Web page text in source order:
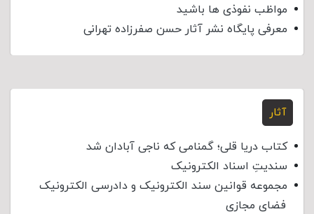
مواظب نفوذی‌ ها باشید
معرفی پایگاه نشر آثار حسن صفرزاده تهرانی
آثار
کتاب دریا قلی؛ گمنامی که ناجی آبادان شد
سندیتِ اسناد الکترونیک
مجموعه قوانین سند الکترونیک و دادرسی الکترونیک
فضای مجازی